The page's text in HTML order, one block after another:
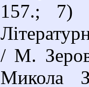
157.; 7)
/ М.
Микола